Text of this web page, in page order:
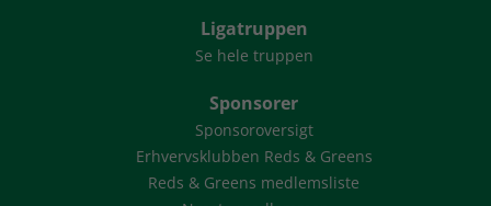
Ligatruppen
Se hele truppen
Sponsorer
Sponsoroversigt
Erhvervsklubben Reds & Greens
Reds & Greens medlemsliste